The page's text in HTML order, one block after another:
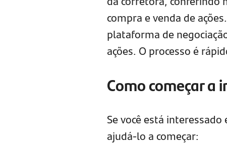
compra e venda de
plataforma de
ações. O processo é
Como começar a
Se você está
ajudá-lo a começar: